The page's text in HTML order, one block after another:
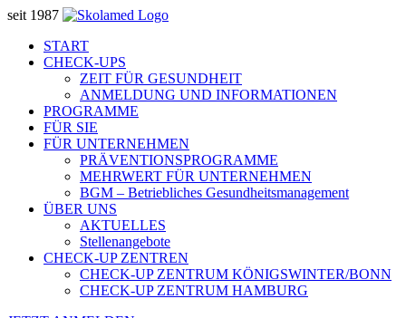
seit 1987
START
CHECK-UPS
ZEIT FÜR GESUNDHEIT
ANMELDUNG UND INFORMATIONEN
PROGRAMME
FÜR SIE
FÜR UNTERNEHMEN
PRÄVENTIONSPROGRAMME
MEHRWERT FÜR UNTERNEHMEN
BGM – Betriebliches Gesundheitsmanagement
ÜBER UNS
AKTUELLES
Stellenangebote
CHECK-UP ZENTREN
CHECK-UP ZENTRUM KÖNIGSWINTER/BONN
CHECK-UP ZENTRUM HAMBURG